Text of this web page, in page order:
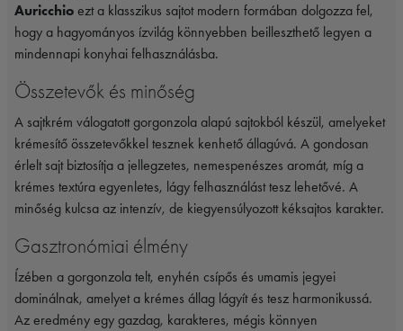
Auricchio ezt a klasszikus sajtot modern formában dolgozza fel,
hogy a hagyományos ízvilág könnyebben beilleszthető legyen a
mindennapi konyhai felhasználásba.
Összetevők és minőség
A sajtkrém válogatott gorgonzola alapú sajtokból készül, amelyeket
krémesítő összetevőkkel tesznek kenhető állagúvá. A gondosan
érlelt sajt biztosítja a jellegzetes, nemespenészes aromát, míg a
krémes textúra egyenletes, lágy felhasználást tesz lehetővé. A
minőség kulcsa az intenzív, de kiegyensúlyozott kéksajtos karakter.
Gasztronómiai élmény
Ízében a gorgonzola telt, enyhén csípős és umamis jegyei
dominálnak, amelyet a krémes állag lágyít és tesz harmonikussá.
Az eredmény egy gazdag, karakteres, mégis könnyen